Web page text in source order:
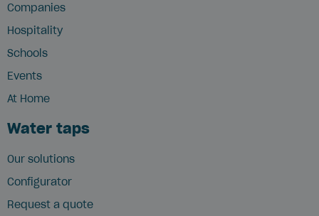
Companies
Hospitality
Schools
Events
At Home
Water taps
Our solutions
Configurator
Request a quote